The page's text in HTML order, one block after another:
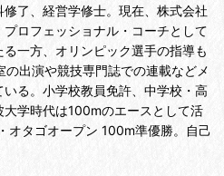
了、経営学修士。現在、株式会社
ロフェッショナル・コーチとして
一方、オリンピック選手の指導も
出演や競技専門誌での連載などメ
る。小学校教員免許、中学校・高
学時代は100mのエースとして活
オタゴオープン 100m準優勝。自己